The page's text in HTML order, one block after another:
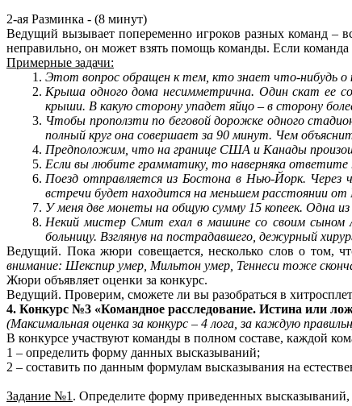
2-ая Разминка - (8 минут)
Ведущий вызывает попеременно игроков разных команд –
неправильно, он может взять помощь команды. Если команда
Примерные задачи:
Этот вопрос обращен к тем, кто знает что-нибудь
Крыша одного дома несимметрична. Один скат ее
крыши. В какую сторону упадет яйцо – в сторону
Чтобы проползти по беговой дорожке одного
полный круг она совершает за 90 минут. Чем
Предположим, что на границе США и Канады
Если вы любите грамматику, то наверняка
Поезд отправляется из Бостона в Нью-Йорк.
встречи будет находится на меньшем расстоянии от
У меня две монеты на общую сумму 15 копеек. Одна
Некий мистер Смит ехал в машине со своим
больницу. Взглянув на пострадавшего, дежурный
Ведущий. Пока жюри совещается, несколько слов о том,
внимание: Шекспир умер, Мильтон умер, Теннеси тоже
Жюри объявляет оценки за конкурс.
Ведущий. Проверим, сможете ли вы разобраться в
4. Конкурс №3 «Командное расследование. Истина или
(Максимальная оценка за конкурс – 4 лога, за каждую
В конкурсе участвуют команды в полном составе, каждой
1 – определить форму данных высказываний;
2 – составить по данным формулам высказывания на
Задание №1 . Определите форму приведенных